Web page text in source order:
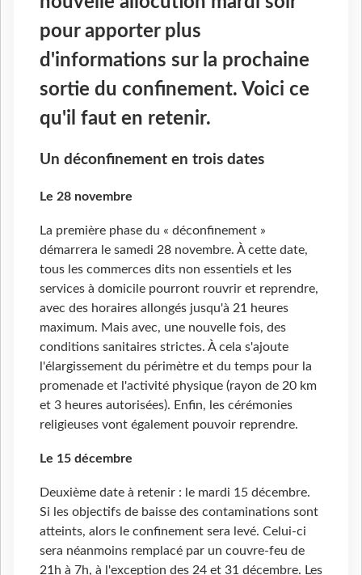
pour apporter plus
d'informations sur la prochaine
sortie du confinement. Voici ce
qu'il faut en retenir.
Un déconfinement en trois dates
Le 28 novembre
La première phase du « déconfinement »
démarrera le samedi 28 novembre. À cette date,
tous les commerces dits non essentiels et les
services à domicile pourront rouvrir et reprendre,
avec des horaires allongés jusqu'à 21 heures
maximum. Mais avec, une nouvelle fois, des
conditions sanitaires strictes. À cela s'ajoute
l'élargissement du périmètre et du temps pour la
promenade et l'activité physique (rayon de 20 km
et 3 heures autorisées). Enfin, les cérémonies
religieuses vont également pouvoir reprendre.
Le 15 décembre
Deuxième date à retenir : le mardi 15 décembre.
Si les objectifs de baisse des contaminations sont
atteints, alors le confinement sera levé. Celui-ci
sera néanmoins remplacé par un couvre-feu de
21h à 7h, à l'exception des 24 et 31 décembre. Les